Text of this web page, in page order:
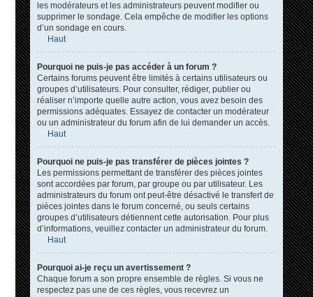
les modérateurs et les administrateurs peuvent modifier ou
supprimer le sondage. Cela empêche de modifier les options
d’un sondage en cours.
Haut
Pourquoi ne puis-je pas accéder à un forum ?
Certains forums peuvent être limités à certains utilisateurs ou
groupes d’utilisateurs. Pour consulter, rédiger, publier ou
réaliser n’importe quelle autre action, vous avez besoin des
permissions adéquates. Essayez de contacter un modérateur
ou un administrateur du forum afin de lui demander un accès.
Haut
Pourquoi ne puis-je pas transférer de pièces jointes ?
Les permissions permettant de transférer des pièces jointes
sont accordées par forum, par groupe ou par utilisateur. Les
administrateurs du forum ont peut-être désactivé le transfert de
pièces jointes dans le forum concerné, ou seuls certains
groupes d’utilisateurs détiennent cette autorisation. Pour plus
d’informations, veuillez contacter un administrateur du forum.
Haut
Pourquoi ai-je reçu un avertissement ?
Chaque forum a son propre ensemble de règles. Si vous ne
respectez pas une de ces règles, vous recevrez un